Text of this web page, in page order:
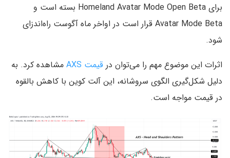
برای Homeland Avatar Mode Open Beta بسته است و
Avatar Mode Beta قرار است در اواخر ماه آگوست راه‌اندزای
شود.
اثرات این موضوع مهم را می‌توان در قیمت AXS
مشاهده کرد. به
دلیل شکل‌گیری الگوی سروشانه، این آلت کوین با کاهش بالقوه
در قیمت مواجه است.